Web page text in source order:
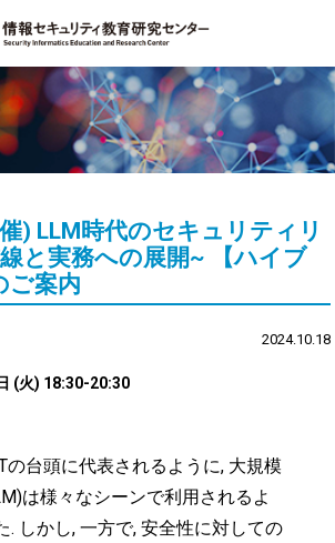
ュリティ教育プログラム
) LLM時代のセキュリティリ
と実務への展開~ 【ハイブ
ご案内
2024.10.18
(火) 18:30-20:30
の台頭に代表されるように, 大規模
は様々なシーンで利用されるよ
. しかし, 一方で, 安全性に対しての